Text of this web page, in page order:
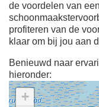
de voordelen van
profiteren van de
klaar om bij jou aan
Benieuwd naar
hieronder:
+